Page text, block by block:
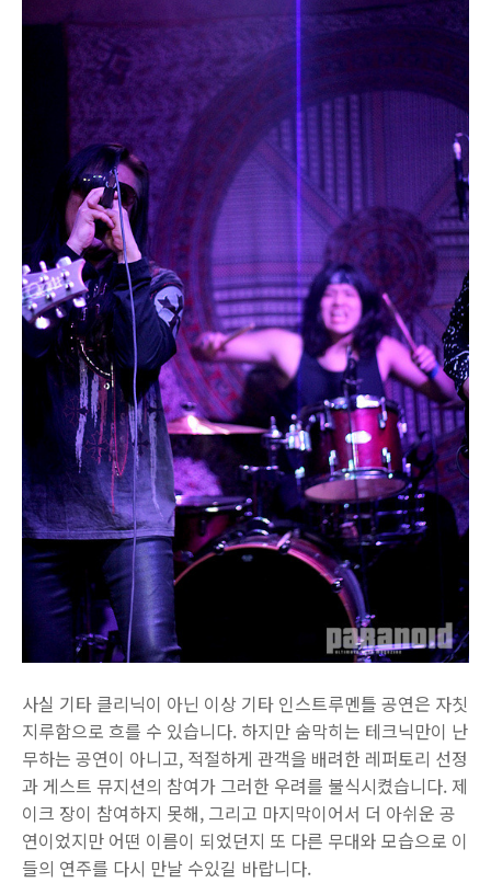
사실 기타 클리닉이 아닌 이상 기타 인스트루멘틀 공연은 자칫
지루함으로 흐를 수 있습니다. 하지만 숨막히는 테크닉만이 난
무하는 공연이 아니고, 적절하게 관객을 배려한 레퍼토리 선정
과 게스트 뮤지션의 참여가 그러한 우려를 불식시켰습니다. 제
이크 장이 참여하지 못해, 그리고 마지막이어서 더 아쉬운 공
연이었지만 어떤 이름이 되었던지 또 다른 무대와 모습으로 이
들의 연주를 다시 만날 수있길 바랍니다.